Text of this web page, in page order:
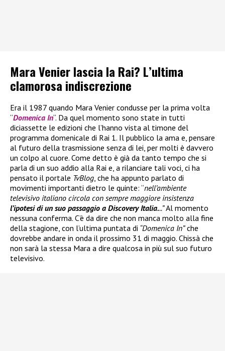
Mara Venier lascia la Rai? L’ultima
clamorosa indiscrezione
Era il 1987 quando Mara Venier condusse per la prima volta
“Domenica In“. Da quel momento sono state in tutti
diciassette le edizioni che l’hanno vista al timone del
programma domenicale di Rai 1. Il pubblico la ama e, pensare
al futuro della trasmissione senza di lei, per molti è davvero
un colpo al cuore. Come detto è già da tanto tempo che si
parla di un suo addio alla Rai e, a rilanciare tali voci, ci ha
pensato il portale TvBlog, che ha appunto parlato di
movimenti importanti dietro le quinte: “nell’ambiente
televisivo italiano circola con sempre maggiore insistenza
l’ipotesi di un suo passaggio a Discovery Italia...”Al momento
nessuna conferma. C’è da dire che non manca molto alla fine
della stagione, con l’ultima puntata di “Domenica In”che
dovrebbe andare in onda il prossimo 31 di maggio. Chissà che
non sarà la stessa Mara a dire qualcosa in più sul suo futuro
televisivo.